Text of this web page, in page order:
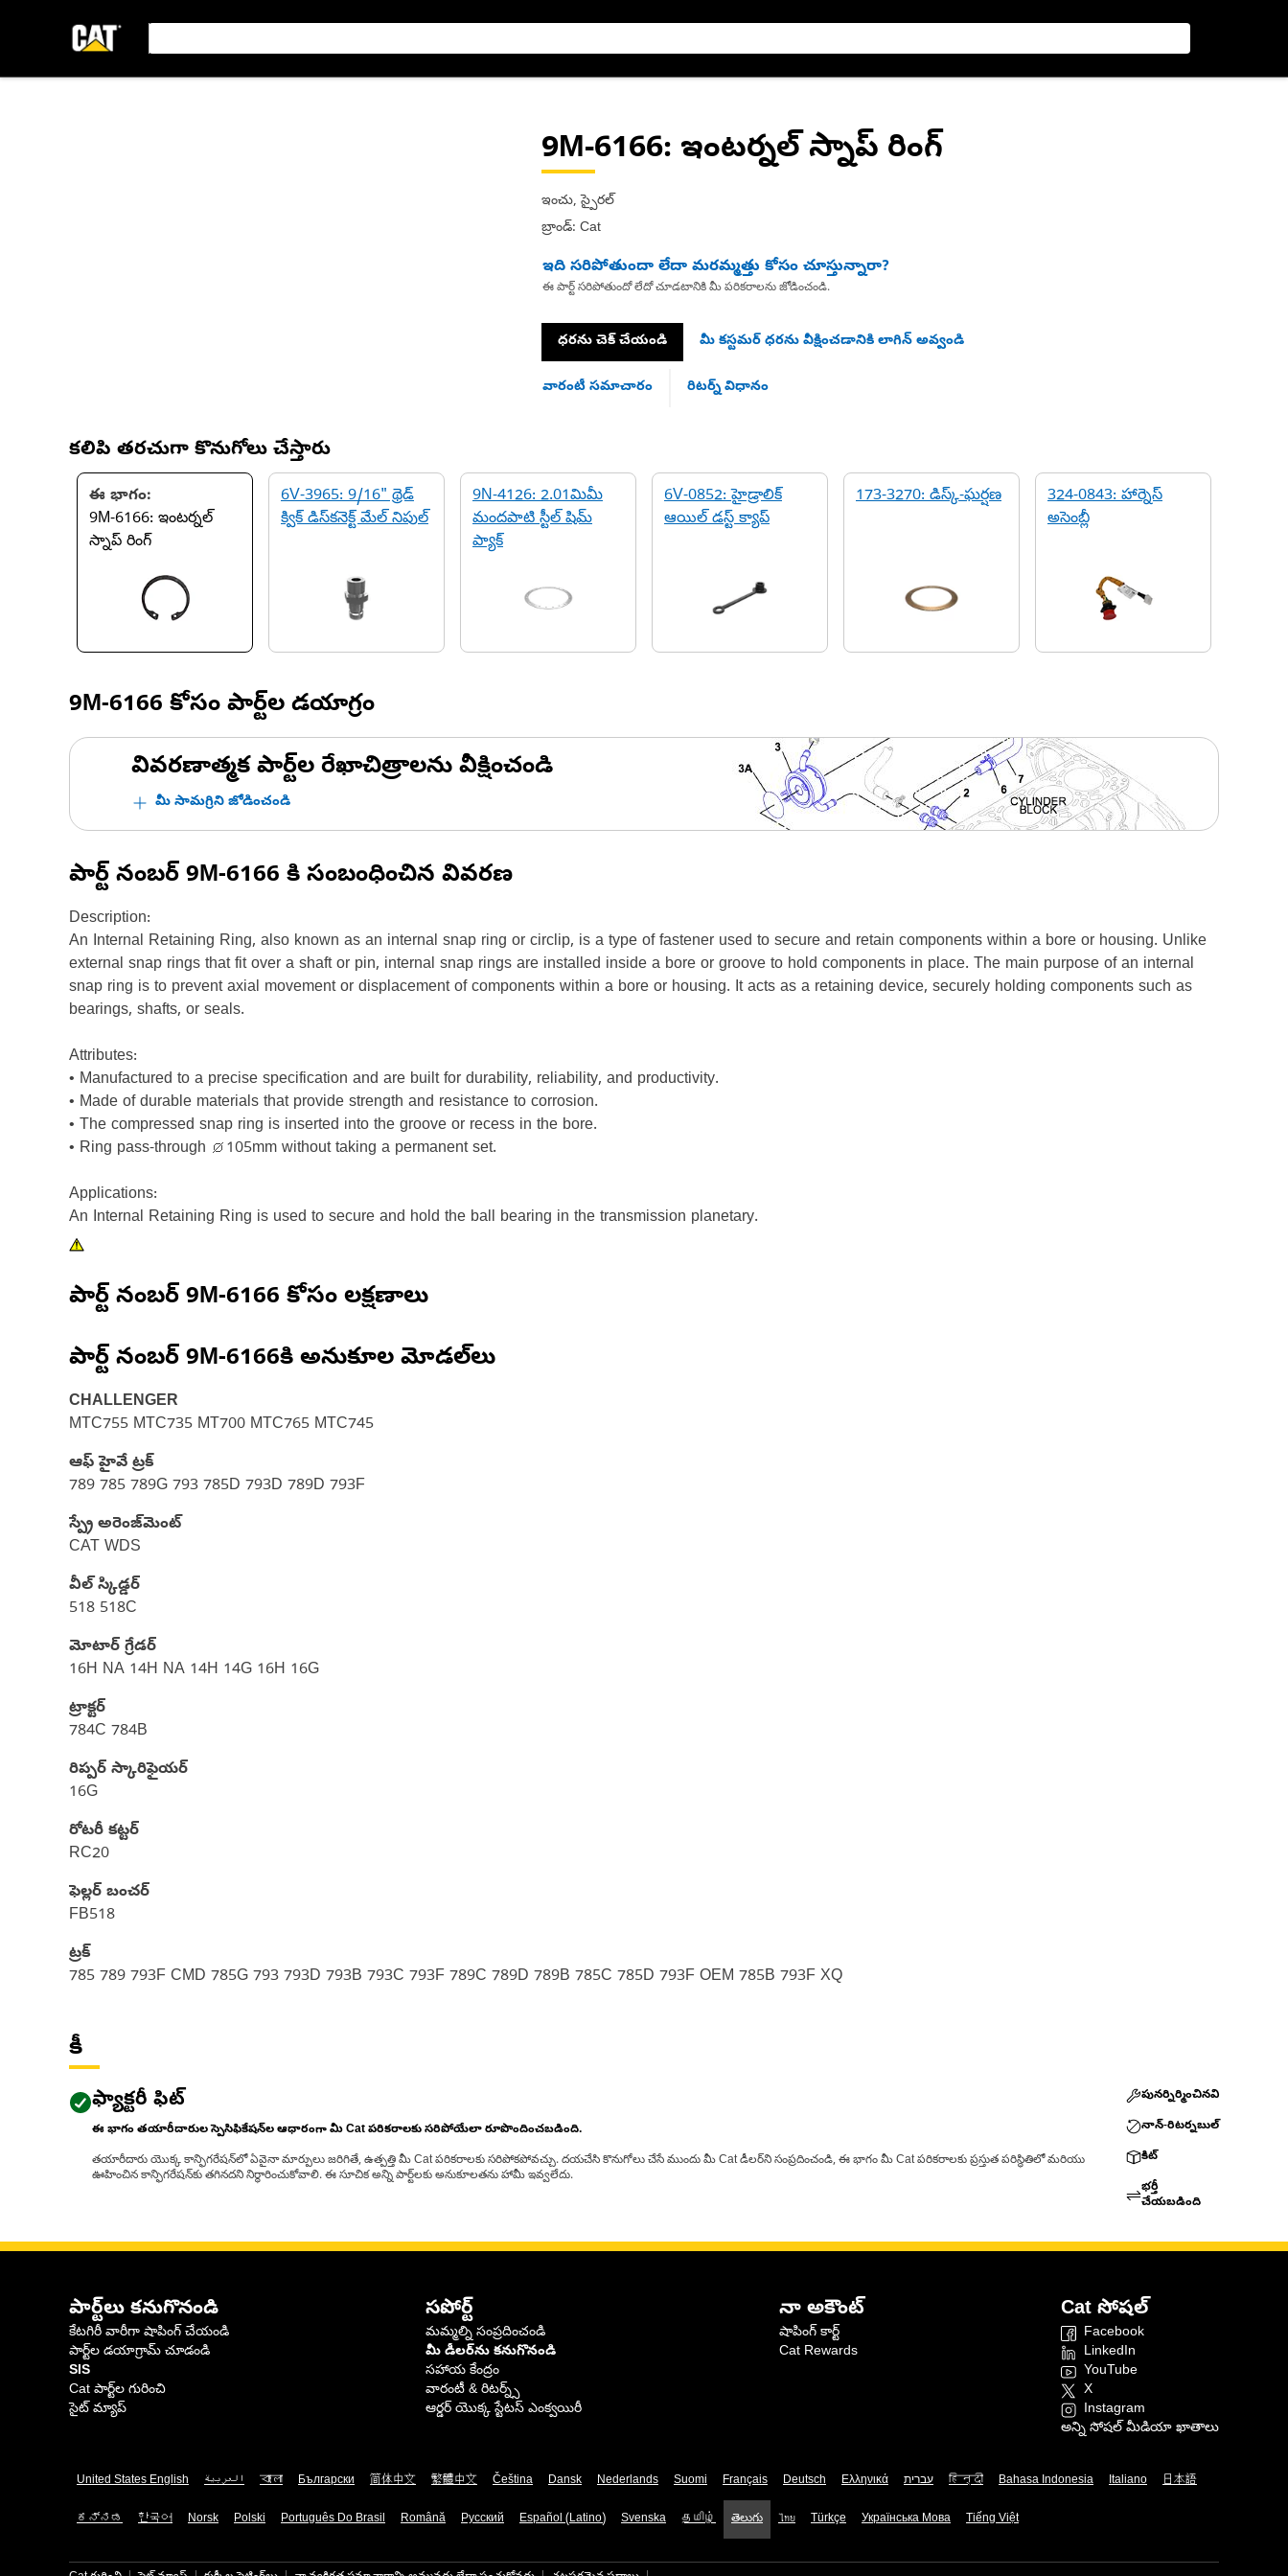
9M-6166: ఇంటర్నల్ స్నాప్ రింగ్
ఇంచు, స్పైరల్
బ్రాండ్: Cat
ఇది సరిపోతుందా లేదా మరమ్మత్తు కోసం చూస్తున్నారా?
ఈ పార్ట్ సరిపోతుందో లేదో చూడటానికి మీ పరికరాలను జోడించండి.
ధరను చెక్ చేయండి మీ కస్టమర్ ధరను వీక్షించడానికి లాగిన్ అవ్వండి
వారంటీ సమాచారం రిటర్న్ విధానం
కలిపి తరచుగా కొనుగోలు చేస్తారు
ఈ భాగం:
9M-6166: ఇంటర్నల్
స్నాప్ రింగ్
6V-3965: 9/16" థ్రెడ్
క్విక్ డిస్‌కనెక్ట్ మేల్ నిపుల్
9N-4126: 2.01మిమీ
మందపాటి స్టీల్ షిమ్
ప్యాక్
6V-0852: హైడ్రాలిక్
ఆయిల్ డస్ట్ క్యాప్
173-3270: డిస్క్-ఘర్షణ
324-0843: హార్నెస్
అసెంబ్లీ
9M-6166 కోసం పార్ట్‌ల డయాగ్రం
వివరణాత్మక పార్ట్‌ల రేఖాచిత్రాలను వీక్షించండి
మీ సామగ్రిని జోడించండి
పార్ట్ నంబర్ 9M-6166 కి సంబంధించిన వివరణ
Description:
An Internal Retaining Ring, also known as an internal snap ring or circlip, is a type of fastener used to secure and retain components within a bore or housing. Unlike
external snap rings that fit over a shaft or pin, internal snap rings are installed inside a bore or groove to hold components in place. The main purpose of an internal
snap ring is to prevent axial movement or displacement of components within a bore or housing. It acts as a retaining device, securely holding components such as
bearings, shafts, or seals.
Attributes:
• Manufactured to a precise specification and are built for durability, reliability, and productivity.
• Made of durable materials that provide strength and resistance to corrosion.
• The compressed snap ring is inserted into the groove or recess in the bore.
• Ring pass-through ⌀105mm without taking a permanent set.
Applications:
An Internal Retaining Ring is used to secure and hold the ball bearing in the transmission planetary.
పార్ట్ నంబర్ 9M-6166 కోసం లక్షణాలు
పార్ట్ నంబర్ 9M-6166కి అనుకూల మోడల్‌లు
CHALLENGER
MTC755 MTC735 MT700 MTC765 MTC745
ఆఫ్ హైవే ట్రక్
789 785 789G 793 785D 793D 789D 793F
స్ప్రే అరెంజ్‌మెంట్
CAT WDS
వీల్ స్కిడ్డర్
518 518C
మోటార్ గ్రేడర్
16H NA 14H NA 14H 14G 16H 16G
ట్రాక్టర్
784C 784B
రిప్పర్ స్కారిఫైయర్
16G
రోటరీ కట్టర్
RC20
ఫెల్లర్ బంచర్
FB518
ట్రక్
785 789 793F CMD 785G 793 793D 793B 793C 793F 789C 789D 789B 785C 785D 793F OEM 785B 793F XQ
కీ
ఫ్యాక్టరీ ఫిట్
ఈ భాగం తయారీదారుల స్పెసిఫికేషన్‌ల ఆధారంగా మీ Cat పరికరాలకు సరిపోయేలా రూపొందించబడింది.
తయారీదారు యొక్క కాన్ఫిగరేషన్‌లో ఏవైనా మార్పులు జరిగితే, ఉత్పత్తి మీ Cat పరికరాలకు సరిపోకపోవచ్చు. దయచేసి కొనుగోలు చేసే ముందు మీ Cat డీలర్‌ని సంప్రదించండి, ఈ భాగం మీ Cat పరికరాలకు ప్రస్తుత పరిస్థితిలో మరియు
ఊహించిన కాన్ఫిగరేషన్‌కు తగినదని నిర్ధారించుకోవాలి. ఈ సూచిక అన్ని పార్ట్‌లకు అనుకూలతను హామీ ఇవ్వలేదు.
పునర్నిర్మించినవి
నాన్-రిటర్నబుల్
కిట్
భర్తీ
చేయబడింది
పార్ట్‌లు కనుగొనండి
కేటగిరీ వారీగా షాపింగ్ చేయండి
పార్ట్‌ల డయాగ్రామ్ చూడండి
SIS
Cat పార్ట్‌ల గురించి
సైట్ మ్యాప్
సపోర్ట్
మమ్మల్ని సంప్రదించండి
మీ డీలర్‌ను కనుగొనండి
సహాయ కేంద్రం
వారంటీ & రిటర్న్స్
ఆర్డర్ యొక్క స్టేటస్ ఎంక్వయిరీ
నా అకౌంట్
షాపింగ్ కార్ట్
Cat Rewards
Cat సోషల్
Facebook
LinkedIn
YouTube
X
Instagram
అన్ని సోషల్ మీడియా ఖాతాలు
United States English العربية বাংলা Български 简体中文 繁體中文 Čeština Dansk Nederlands Suomi Français Deutsch Ελληνικά עברית हिन्दी Bahasa Indonesia Italiano 日本語
ಕನ್ನಡ 한국어 Norsk Polski Português Do Brasil Română Русский Español (Latino) Svenska தமிழ் తెలుగు ไทย Türkçe Українська Мова Tiếng Việt